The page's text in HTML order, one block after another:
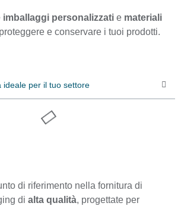
imballaggi personalizzati e materiali
e conservare i tuoi prodotti.
ideale per il tuo settore
di riferimento nella fornitura di
di alta qualità, progettate per